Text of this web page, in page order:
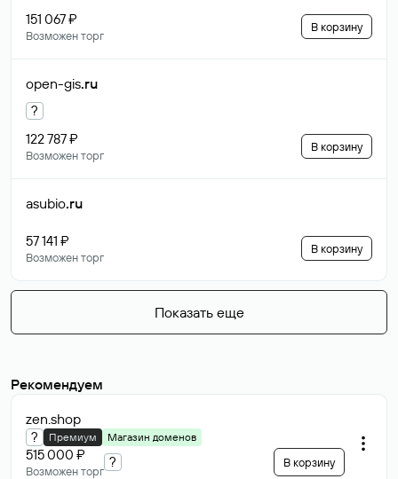
151 067 ₽
Возможен торг
В корзину
open-gis.ru
?
122 787 ₽
Возможен торг
В корзину
asubio.ru
57 141 ₽
Возможен торг
В корзину
Показать еще
Рекомендуем
zen.shop
? Премиум Магазин доменов
515 000 ₽
Возможен торг
? В корзину